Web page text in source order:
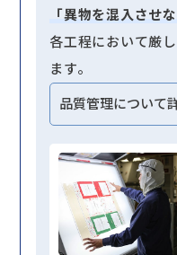
「異物を混入させ
各工程において厳
ます。
品質管理について